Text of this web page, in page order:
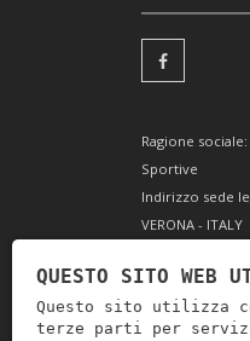
Ragione
Sportive
Indirizzo sede
VERONA - ITALY
Codice Fiscale
0051416 024 1
REA 166179
QUESTO SITO WEB
Questo sito utilizza
terze parti per